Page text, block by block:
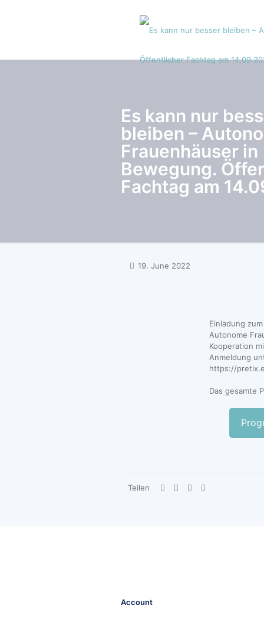
Es kann nur
bleiben –
Frauenhäuser in
Bewegung.
Fachtag am
19. June 2022
Einladung
Autonome
Kooperation
Anmeldung
https://
Das gesamte
Teilen
Account